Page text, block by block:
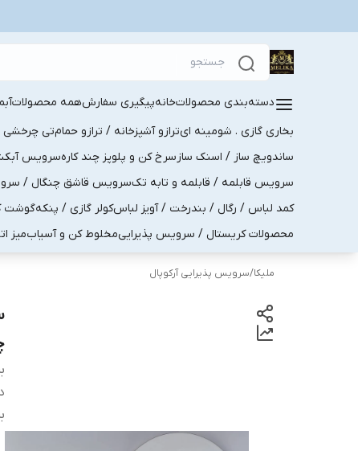
دسته‌بندی محصولاتخانهپیگیری سفارشهمه محصولات
بخاری گازی . شومینه ایترازو آشپزخانه / ترازو حمامتی چرخشی
ساندویچ ساز / اسنک سازسرخ کن و پلوپز چند کارهسرویس آبکش
سرویس قابلمه / قابلمه و تابه تکسرویس قاشق چنگال /
کمد لباس / رگال / بندرخت / آویز لباسکولر گازی / پنکهگوشت
محصولات کریستال / سرویس پذیراییمخلوط کن و آسیابمیز
ملیکا/سرویس پذیرایی آرکوپال